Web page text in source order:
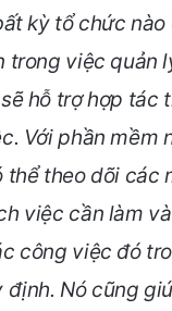
kỳ tổ chức nào
trong việc quản
hỗ trợ hợp tác
Với phần mềm
thể theo dõi các
việc cần làm
công việc đó
định. Nó cũng